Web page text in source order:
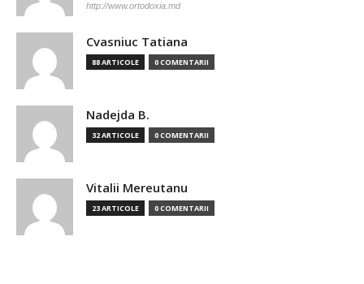
http://www.ortodoxia.md
Cvasniuc Tatiana
88 ARTICOLE 0 COMENTARII
Nadejda B.
32 ARTICOLE 0 COMENTARII
Vitalii Mereutanu
23 ARTICOLE 0 COMENTARII